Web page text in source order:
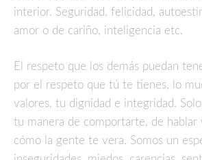
interior. Seguridad, felicidad,
amor o de cariño, inteligencia etc.
El respeto que los demás puedan
por el respeto que tú te tienes, lo
valores, tu dignidad e integridad.
tu manera de comportarte, de hablar
cómo la gente te vera. Somos un